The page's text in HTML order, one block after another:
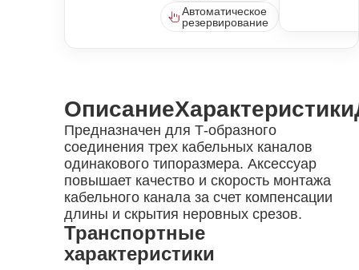
Автоматическое
резервирование
ОписаниеХарактеристики
Предназначен для Т-образного
соединения трех кабельных каналов
одинакового типоразмера. Аксессуар
повышает качество и скорость монтажа
кабельного канала за счет компенсации
длины и скрытия неровных срезов.
Транспортные
характеристики